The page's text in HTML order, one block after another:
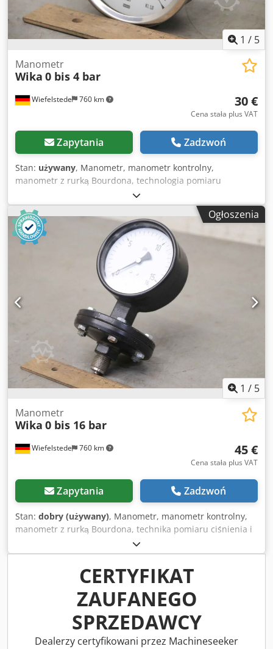
1 / 5
Wiefelstede 760 km
Manometr
Wika 0 bis 4 bar
30 €
Cena stała plus VAT
Zapytania Zadzwoń
Stan: używany, Manometr, manometr kontrolny,
manometr z rurką Bourdona, technologia pomiaru
ciśnienia i temperatury -Producent: Wika, manometr
sprężynowy kapsułowy, nieużywany OVP Dsdpfx Aeirax
Rjblock -typ: 0 do 4 bar -Montaż: patrz zdjęcia -Numer: 9x
manometr dostępny -Cena: za sztukę -Wymiar:
110/85/H110 mm -Waga: 0,8 kg/sztuka
Ogłoszenia
1 / 5
Wiefelstede 760 km
Manometr
Wika 0 bis 16 bar
45 €
Cena stała plus VAT
Zapytania Zadzwoń
Stan: dobry (używany), Manometr, manometr kontrolny,
manometr z rurką Bourdona, technika pomiaru ciśnienia i
temperatury Dsdjiraygspfx Abljck -Producent: Wika,
Manometr -typ: 0 do 16 bar -dopasowanie: patrz zdjęcia -
Liczba: 2x manometr dostępny -Cena: za sztukę -Wymiar:
100/100/H195 mm -Waga: 2,1 kg/szt.
CERTYFIKAT
ZAUFANEGO
SPRZEDAWCY
Dealerzy certyfikowani przez Machineseeker